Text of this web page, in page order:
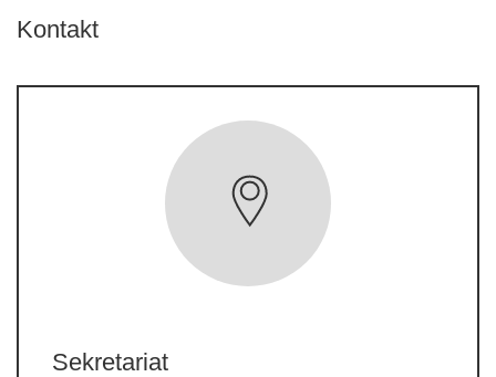
Kontakt
Sekretariat